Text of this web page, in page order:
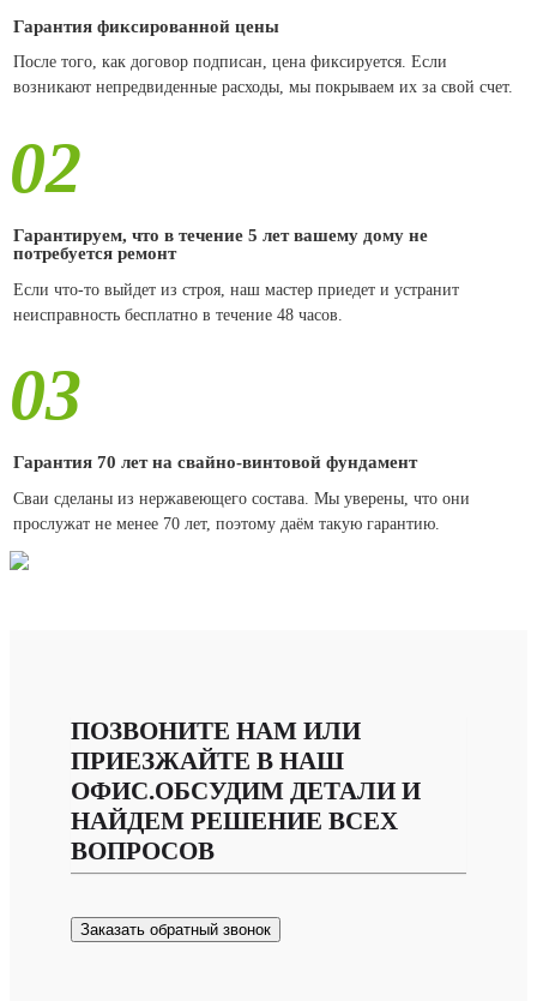
Гарантия фиксированной цены
После того, как договор подписан, цена фиксируется. Если
возникают непредвиденные расходы, мы покрываем их за свой счет.
02
Гарантируем, что в течение 5 лет вашему дому не
потребуется ремонт
Если что-то выйдет из строя, наш мастер приедет и устранит
неисправность бесплатно в течение 48 часов.
03
Гарантия 70 лет на свайно-винтовой фундамент
Сваи сделаны из нержавеющего состава. Мы уверены, что они
прослужат не менее 70 лет, поэтому даём такую гарантию.
ПОЗВОНИТЕ НАМ ИЛИ
ПРИЕЗЖАЙТЕ В НАШ
ОФИС.ОБСУДИМ ДЕТАЛИ И
НАЙДЕМ РЕШЕНИЕ ВСЕХ
ВОПРОСОВ
Заказать обратный звонок